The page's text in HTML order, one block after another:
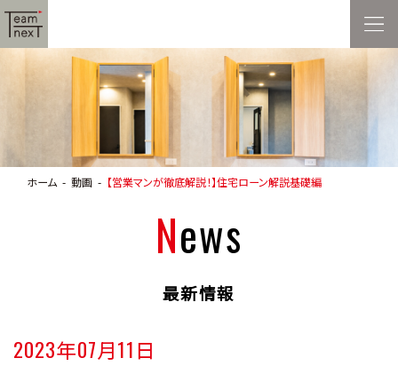
ホーム 動画 【営業マンが徹底解説！】住宅ローン解説基礎編
News
最新情報
2023年07月11日